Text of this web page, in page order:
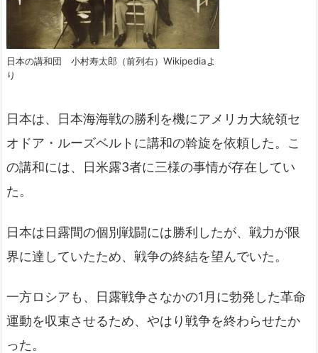
日本の講和団 小村寿太郎（前列右）Wikipediaよ
り
日本は、日本海海戦の勝利を機にアメリカ大統領セ
オドア・ルーズベルトに講和の斡旋を依頼した。こ
の講和には、日米露3者に三様の事情が存在してい
た。
日本は日露間の個別戦闘には勝利したが、戦力が限
界に達していたため、戦争の終結を望んでいた。
一方ロシアも、日露戦争さなかの1月に勃発した革命
運動を収束させるため、やはり戦争を終わらせたか
った。